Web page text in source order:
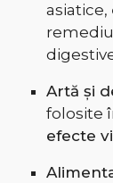
asiatice,
Artă și
folosite
efecte